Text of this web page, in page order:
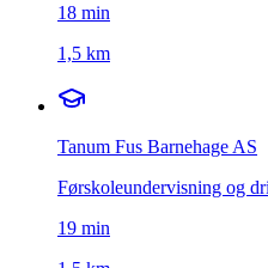
18 min
1,5 km
Tanum Fus Barnehage AS
Førskoleundervisning og
19 min